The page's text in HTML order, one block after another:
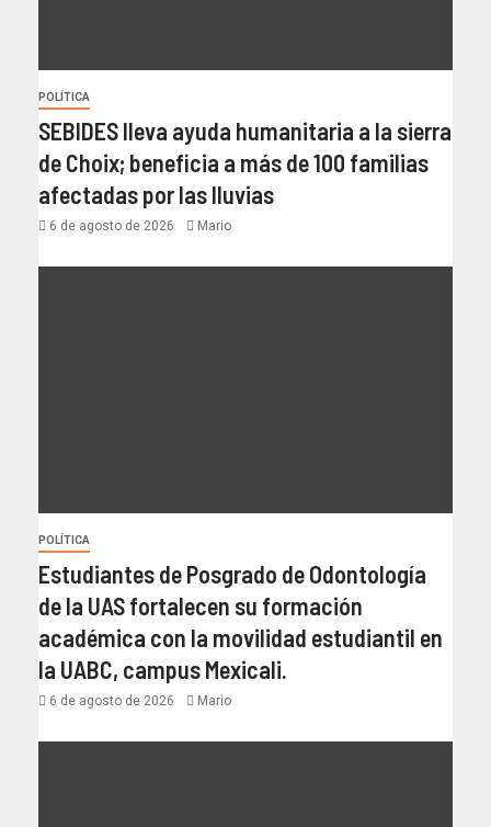
POLÍTICA
SEBIDES lleva ayuda humanitaria a la sierra
de Choix; beneficia a más de 100 familias
afectadas por las lluvias
6 de agosto de 2026 Mario
POLÍTICA
Estudiantes de Posgrado de Odontología
de la UAS fortalecen su formación
académica con la movilidad estudiantil en
la UABC, campus Mexicali.
6 de agosto de 2026 Mario